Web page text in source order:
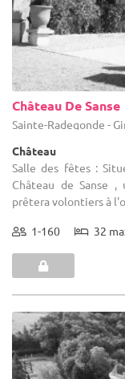
Château De Sanse
Sainte-Radegonde -
Château
Salle des fêtes :
Château de Sanse
prêtera volontiers à
1-160 32